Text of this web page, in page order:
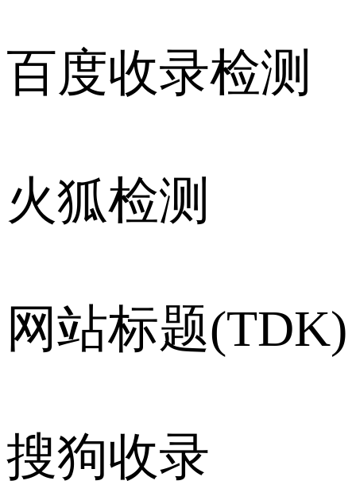
百度收录检测
火狐检测
网站标题(TDK)
搜狗收录